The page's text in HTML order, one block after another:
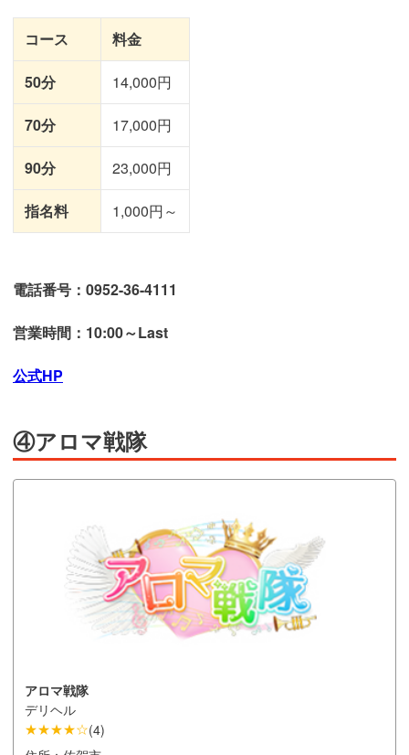
コース 料金
50分 14,000円
70分 17,000円
90分 23,000円
指名料 1,000円～
電話番号：0952-36-4111
営業時間：10:00～Last
公式HP
④アロマ戦隊
アロマ戦隊
デリヘル
★★★★☆(4)